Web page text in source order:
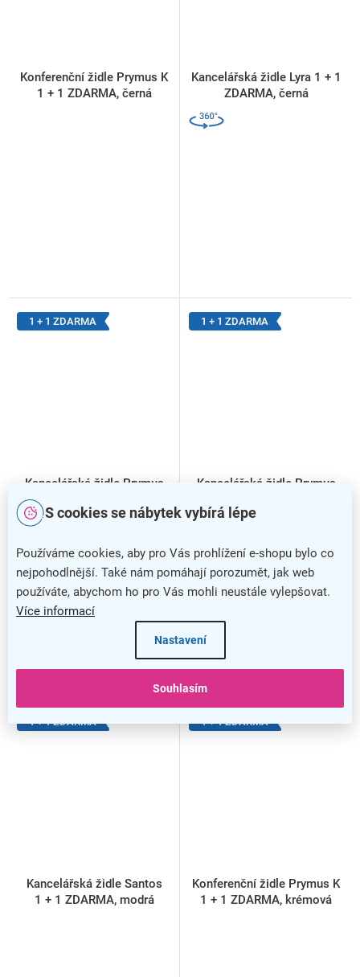
S cookies se nábytek vybírá lépe
Používáme cookies, aby pro Vás prohlížení e-shopu bylo co
nejpohodlnější. Také nám pomáhají porozumět, jak web
používáte, abychom ho pro Vás mohli neustále vylepšovat.
Více informací
Nastavení
Souhlasím
Konferenční židle Prymus K
1 + 1 ZDARMA, černá
Kancelářská židle Lyra 1 + 1
ZDARMA, černá
1 + 1 ZDARMA
Kancelářská židle Prymus
New 1 + 1 ZDARMA, černá
1 + 1 ZDARMA
Kancelářská židle Prymus
krémová
1 + 1 ZDARMA
Kancelářská židle Santos
1 + 1 ZDARMA, modrá
1 + 1 ZDARMA
Konferenční židle Prymus K
1 + 1 ZDARMA, krémová